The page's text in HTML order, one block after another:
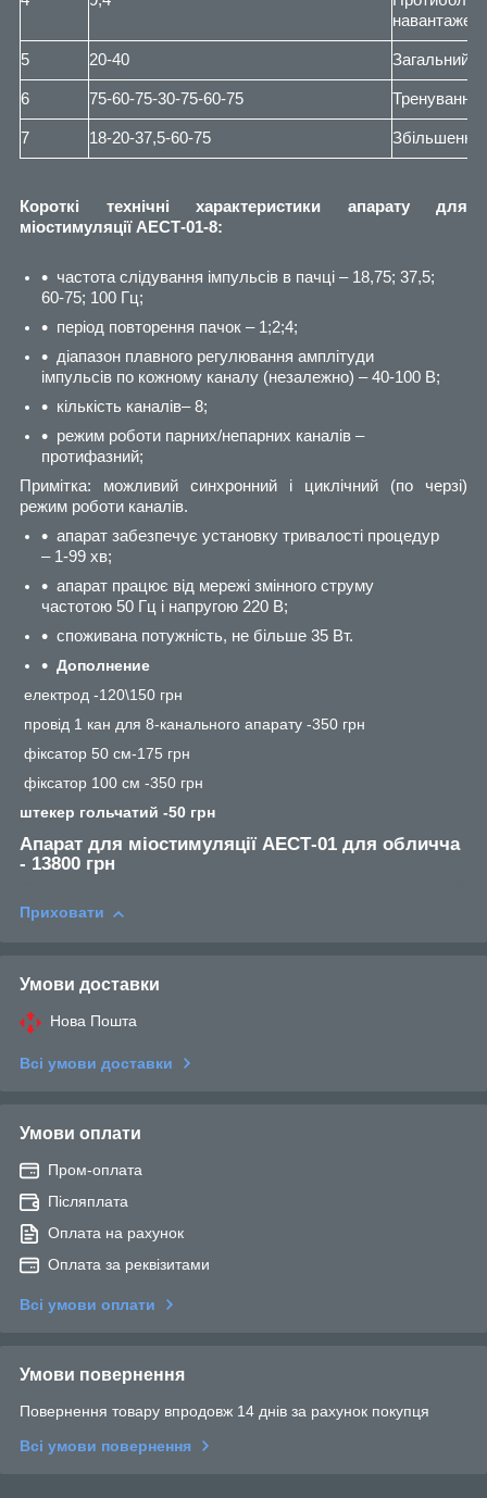
5 20-40 Загальний
6 75-60-75-30-75-60-75 Тренування
7 18-20-37,5-60-75 Збільшення
Короткі технічні характеристики апарату для
міостимуляції АЕСТ-01-8:
частота слідування імпульсів в пачці – 18,75; 37,5;
60-75; 100 Гц;
період повторення пачок – 1;2;4;
діапазон плавного регулювання амплітуди
імпульсів по кожному каналу (незалежно) – 40-100 В;
кількість каналів– 8;
режим роботи парних/непарних каналів –
протифазний;
Примітка: можливий синхронний і циклічний (по черзі)
режим роботи каналів.
апарат забезпечує установку тривалості процедур
– 1-99 хв;
апарат працює від мережі змінного струму
частотою 50 Гц і напругою 220 В;
споживана потужність, не більше 35 Вт.
Дополнение
електрод -120\150 грн
провід 1 кан для 8-канального апарату -350 грн
фіксатор 50 см-175 грн
фіксатор 100 см -350 грн
штекер гольчатий -50 грн
Апарат для міостимуляції АЕСТ-01 для обличча
- 13800 грн
Приховати
Умови доставки
Нова Пошта
Всі умови доставки
Умови оплати
Пром-оплата
Післяплата
Оплата на рахунок
Оплата за реквізитами
Всі умови оплати
Умови повернення
Повернення товару впродовж 14 днів за рахунок покупця
Всі умови повернення